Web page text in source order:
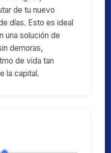
de tu nuevo
días. Esto es ideal
una solución de
demoras,
de vida tan
la capital.